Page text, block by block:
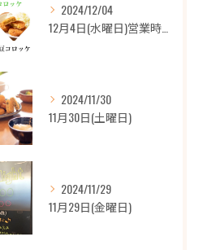
2024/12/04
2024/11/30
11月30日(土曜日)
2024/11/29
11月29日(金曜日)